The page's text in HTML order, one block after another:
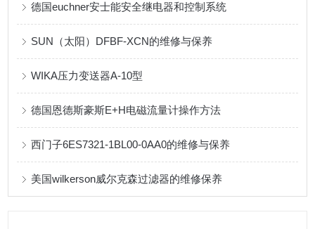
德国euchner安士能安全继电器和控制系统
SUN（太阳）DFBF-XCN的维修与保养
WIKA压力变送器A-10型
德国恩德斯豪斯E+H电磁流量计操作方法
西门子6ES7321-1BL00-0AA0的维修与保养
美国wilkerson威尔克森过滤器的维修保养